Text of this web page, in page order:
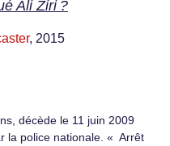
Ali Ziri ?
, 2015
décède le 11 juin 2009
la police nationale. « Arrêt